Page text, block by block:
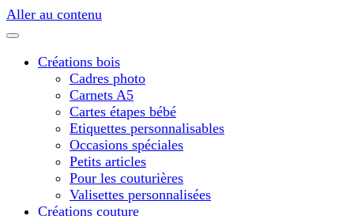
Aller au contenu
Créations bois
Cadres photo
Carnets A5
Cartes étapes bébé
Etiquettes personnalisables
Occasions spéciales
Petits articles
Pour les couturières
Valisettes personnalisées
Créations couture